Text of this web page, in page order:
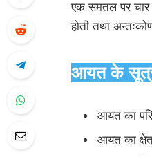
एक समतल पर
होती तथा
आयत के
आयत का
आयत का